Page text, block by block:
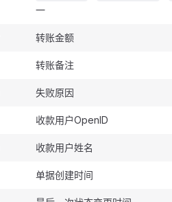
一
转账金额
转账备注
失败原因
收款用户OpenID
收款用户姓名
单据创建时间